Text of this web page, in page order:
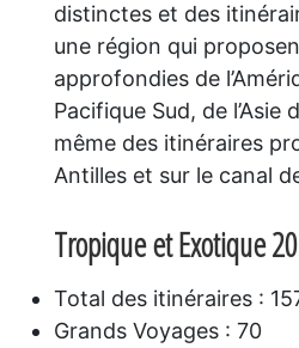
distinctes et des
une région qui
approfondies de
Pacifique Sud, de l’Asie
même des itinéraires
Antilles et sur le canal
Tropique et Exotique
Total des itinéraires :
Grands Voyages : 70